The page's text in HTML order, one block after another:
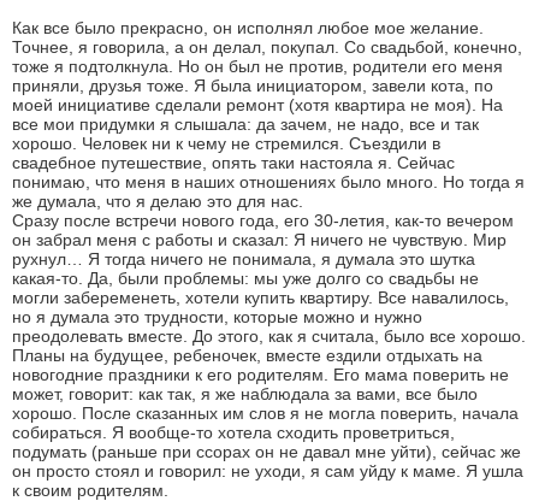
Как все было прекрасно, он исполнял любое мое желание.
Точнее, я говорила, а он делал, покупал. Со свадьбой, конечно,
тоже я подтолкнула. Но он был не против, родители его меня
приняли, друзья тоже. Я была инициатором, завели кота, по
моей инициативе сделали ремонт (хотя квартира не моя). На
все мои придумки я слышала: да зачем, не надо, все и так
хорошо. Человек ни к чему не стремился. Съездили в
свадебное путешествие, опять таки настояла я. Сейчас
понимаю, что меня в наших отношениях было много. Но тогда я
же думала, что я делаю это для нас.
Сразу после встречи нового года, его 30-летия, как-то вечером
он забрал меня с работы и сказал: Я ничего не чувствую. Мир
рухнул… Я тогда ничего не понимала, я думала это шутка
какая-то. Да, были проблемы: мы уже долго со свадьбы не
могли забеременеть, хотели купить квартиру. Все навалилось,
но я думала это трудности, которые можно и нужно
преодолевать вместе. До этого, как я считала, было все хорошо.
Планы на будущее, ребеночек, вместе ездили отдыхать на
новогодние праздники к его родителям. Его мама поверить не
может, говорит: как так, я же наблюдала за вами, все было
хорошо. После сказанных им слов я не могла поверить, начала
собираться. Я вообще-то хотела сходить проветриться,
подумать (раньше при ссорах он не давал мне уйти), сейчас же
он просто стоял и говорил: не уходи, я сам уйду к маме. Я ушла
к своим родителям.